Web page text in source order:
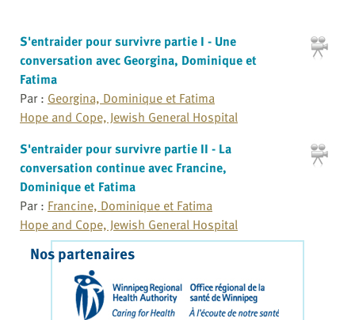
S'entraider pour survivre partie I - Une
conversation avec Georgina, Dominique et
Fatima
Par : Georgina, Dominique et Fatima
Hope and Cope, Jewish General Hospital
S'entraider pour survivre partie II - La
conversation continue avec Francine,
Dominique et Fatima
Par : Francine, Dominique et Fatima
Hope and Cope, Jewish General Hospital
Nos partenaires